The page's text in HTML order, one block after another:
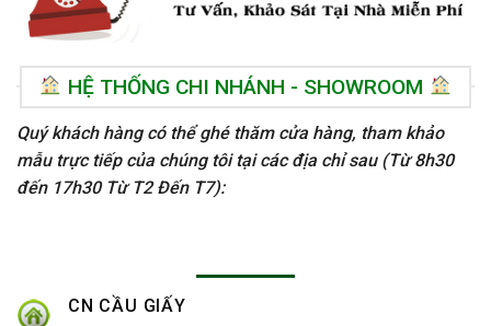
HỆ THỐNG CHI NHÁNH - SHOWROOM
Quý khách hàng có thể ghé thăm cửa hàng, tham khảo
mẫu trực tiếp của chúng tôi tại các địa chỉ sau (Từ 8h30
đến 17h30 Từ T2 Đến T7):
CN CẦU GIẤY